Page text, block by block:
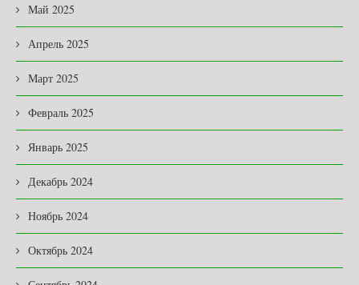
Май 2025
Апрель 2025
Март 2025
Февраль 2025
Январь 2025
Декабрь 2024
Ноябрь 2024
Октябрь 2024